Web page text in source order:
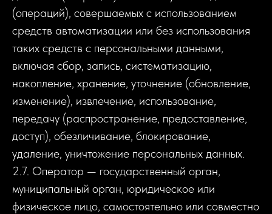
(операций), совершаемых с использованием
средств автоматизации или без использования
таких средств с персональными данными,
включая сбор, запись, систематизацию,
накопление, хранение, уточнение (обновление,
изменение), извлечение, использование,
передачу (распространение, предоставление,
доступ), обезличивание, блокирование,
удаление, уничтожение персональных данных.
2.7. Оператор — государственный орган,
муниципальный орган, юридическое или
физическое лицо, самостоятельно или совместно